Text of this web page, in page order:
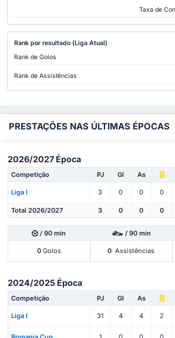
Taxa de
Rank por resultado (Liga Atual)
Rank de Golos
Rank de Assistências
PRESTAÇÕES NAS ÚLTIMAS ÉPOCAS
2026/2027 Época
Competição PJ Gl As
Liga I 3 0 0 0
Total 2026/2027 3 0 0 0
/ 90 min / 90 min
0Golos 0 Assistências
2024/2025 Época
Competição PJ Gl As
Liga I 31 4 4 2